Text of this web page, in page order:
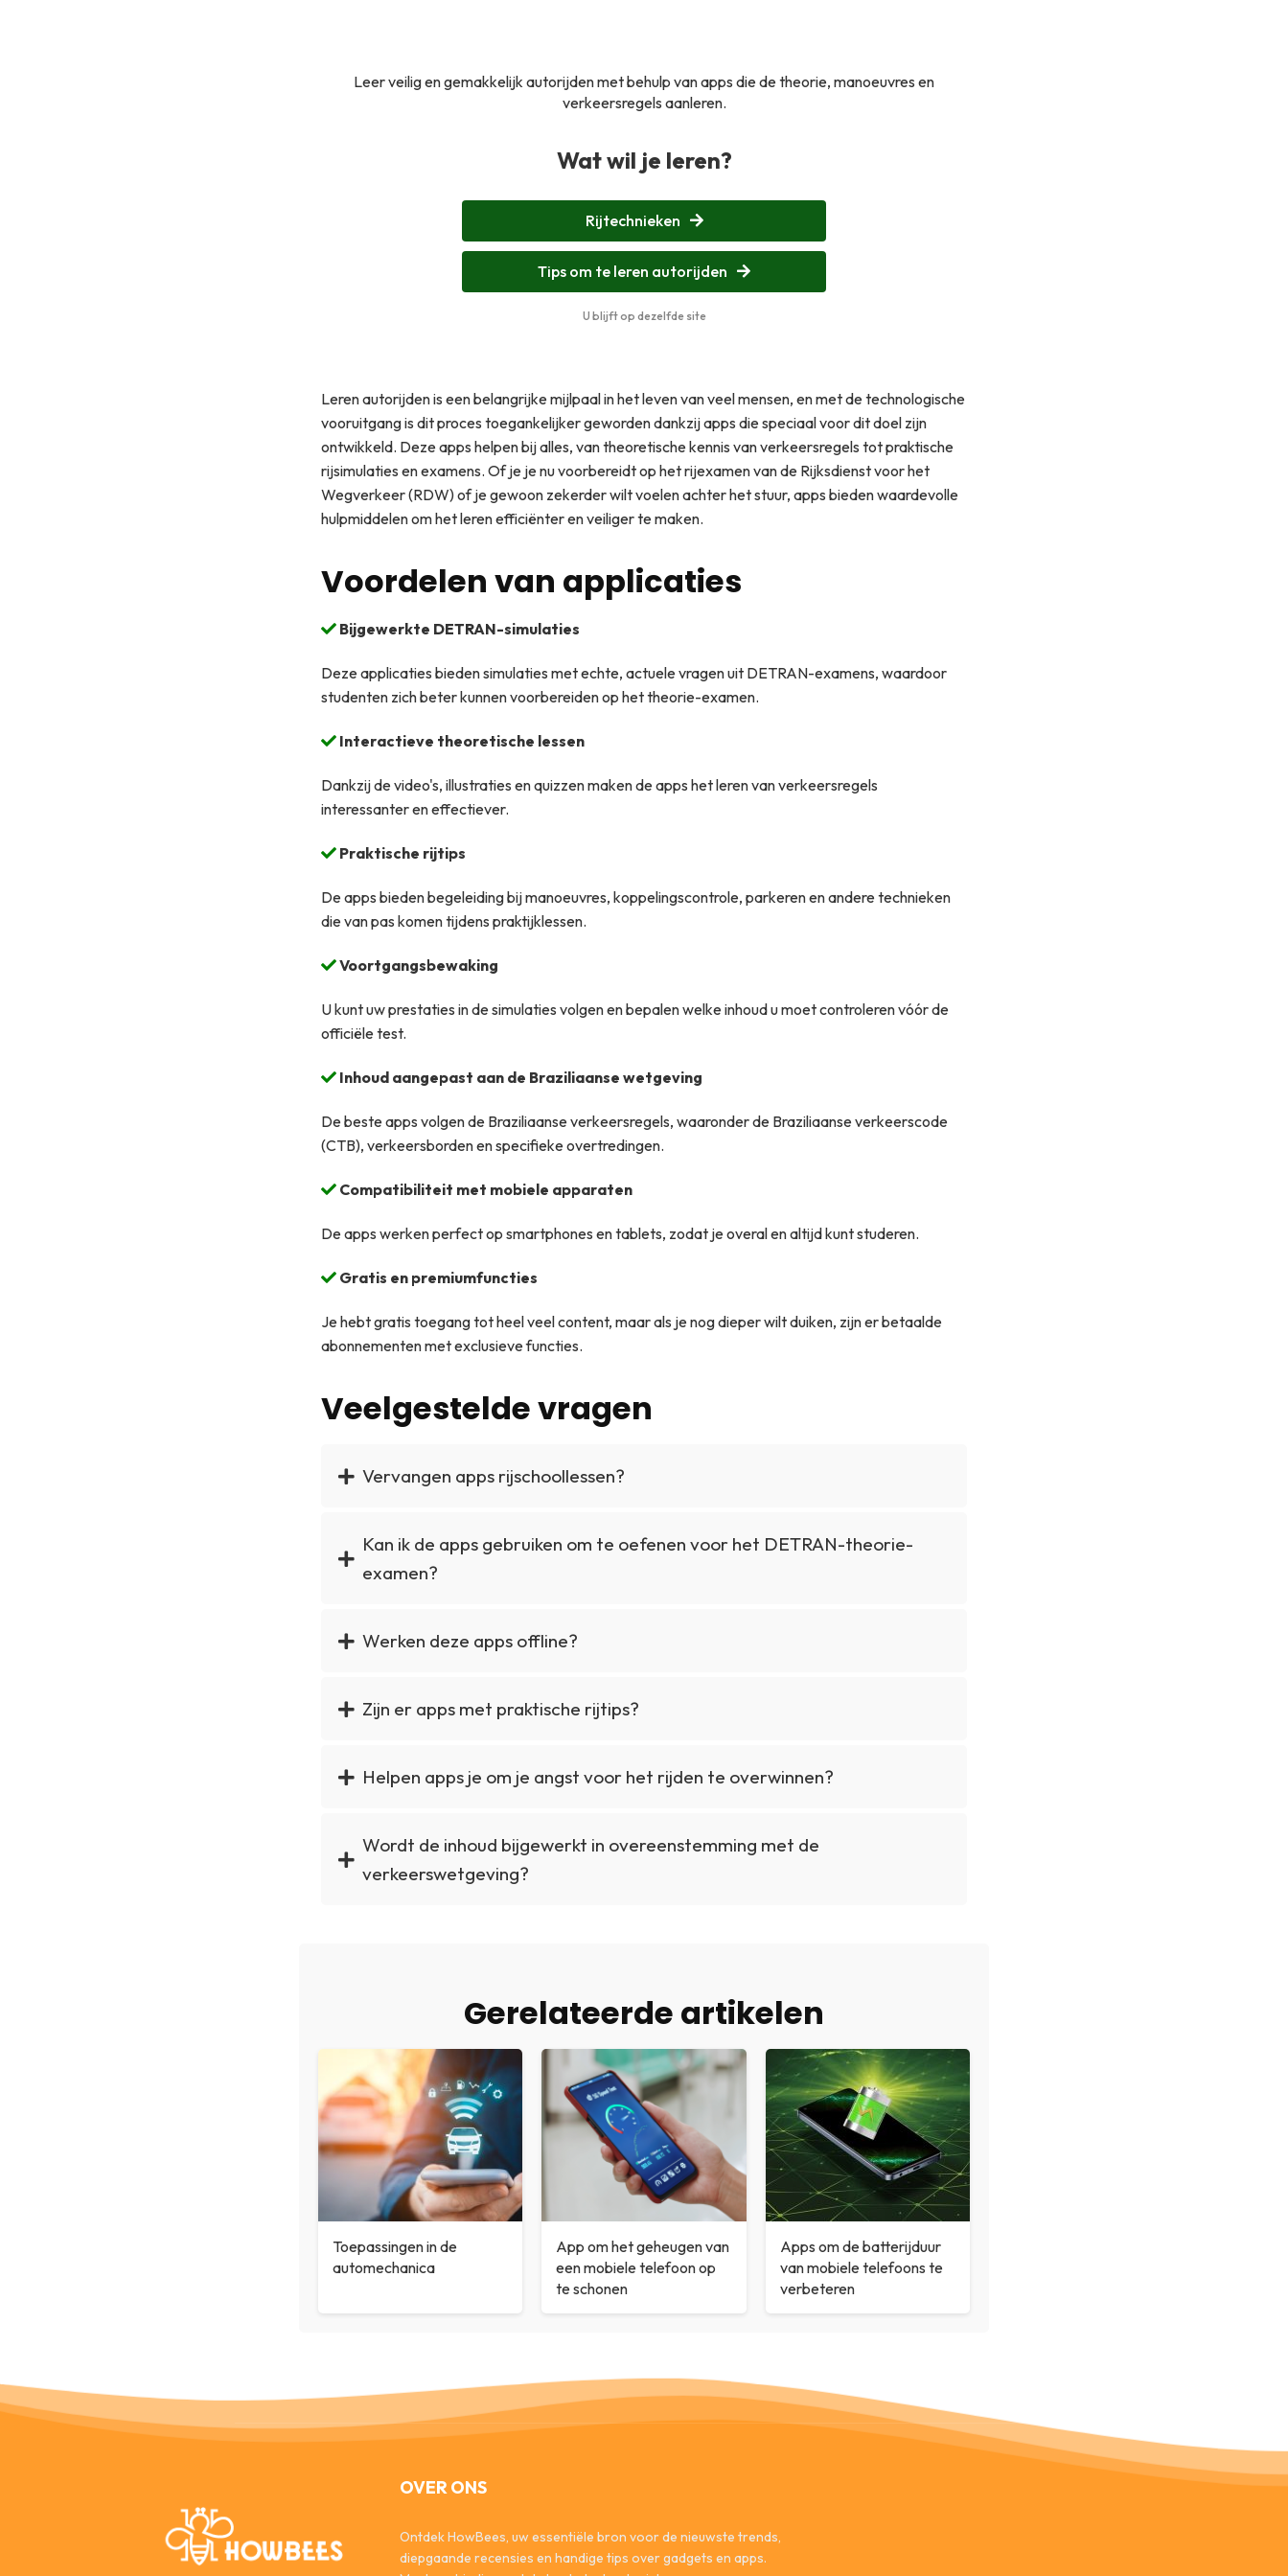
Leer veilig en gemakkelijk autorijden met behulp van apps die de theorie, manoeuvres en
verkeersregels aanleren.
Wat wil je leren?
Rijtechnieken
Tips om te leren autorijden
U blijft op dezelfde site
Leren autorijden is een belangrijke mijlpaal in het leven van veel mensen, en met de technologische
vooruitgang is dit proces toegankelijker geworden dankzij apps die speciaal voor dit doel zijn
ontwikkeld. Deze apps helpen bij alles, van theoretische kennis van verkeersregels tot praktische
rijsimulaties en examens. Of je je nu voorbereidt op het rijexamen van de Rijksdienst voor het
Wegverkeer (RDW) of je gewoon zekerder wilt voelen achter het stuur, apps bieden waardevolle
hulpmiddelen om het leren efficiënter en veiliger te maken.
Voordelen van applicaties
Bijgewerkte DETRAN-simulaties
Deze applicaties bieden simulaties met echte, actuele vragen uit DETRAN-examens, waardoor
studenten zich beter kunnen voorbereiden op het theorie-examen.
Interactieve theoretische lessen
Dankzij de video's, illustraties en quizzen maken de apps het leren van verkeersregels
interessanter en effectiever.
Praktische rijtips
De apps bieden begeleiding bij manoeuvres, koppelingscontrole, parkeren en andere technieken
die van pas komen tijdens praktijklessen.
Voortgangsbewaking
U kunt uw prestaties in de simulaties volgen en bepalen welke inhoud u moet controleren vóór de
officiële test.
Inhoud aangepast aan de Braziliaanse wetgeving
De beste apps volgen de Braziliaanse verkeersregels, waaronder de Braziliaanse verkeerscode
(CTB), verkeersborden en specifieke overtredingen.
Compatibiliteit met mobiele apparaten
De apps werken perfect op smartphones en tablets, zodat je overal en altijd kunt studeren.
Gratis en premiumfuncties
Je hebt gratis toegang tot heel veel content, maar als je nog dieper wilt duiken, zijn er betaalde
abonnementen met exclusieve functies.
Veelgestelde vragen
Vervangen apps rijschoollessen?
Kan ik de apps gebruiken om te oefenen voor het DETRAN-theorie-
examen?
Werken deze apps offline?
Zijn er apps met praktische rijtips?
Helpen apps je om je angst voor het rijden te overwinnen?
Wordt de inhoud bijgewerkt in overeenstemming met de
verkeerswetgeving?
Gerelateerde artikelen
Toepassingen in de
automechanica
App om het geheugen van
een mobiele telefoon op
te schonen
Apps om de batterijduur
van mobiele telefoons te
verbeteren
OVER ONS
Ontdek HowBees, uw essentiële bron voor de nieuwste trends,
diepgaande recensies en handige tips over gadgets en apps.